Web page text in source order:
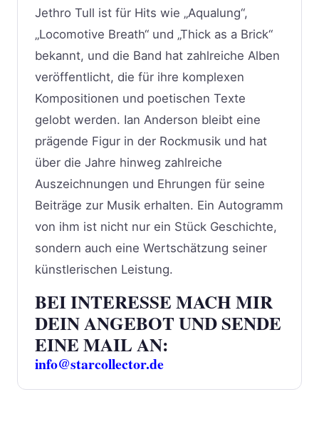
Jethro Tull ist für Hits wie „Aqualung“,
„Locomotive Breath“ und „Thick as a Brick“
bekannt, und die Band hat zahlreiche Alben
veröffentlicht, die für ihre komplexen
Kompositionen und poetischen Texte
gelobt werden. Ian Anderson bleibt eine
prägende Figur in der Rockmusik und hat
über die Jahre hinweg zahlreiche
Auszeichnungen und Ehrungen für seine
Beiträge zur Musik erhalten. Ein Autogramm
von ihm ist nicht nur ein Stück Geschichte,
sondern auch eine Wertschätzung seiner
künstlerischen Leistung.
BEI INTERESSE MACH MIR
DEIN ANGEBOT UND SENDE
EINE MAIL AN:
info@starcollector.de